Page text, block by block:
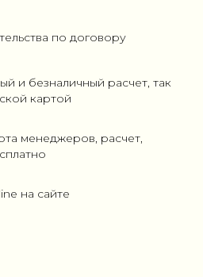
по договору
и безналичный расчет, так
картой
менеджеров, расчет,
на сайте